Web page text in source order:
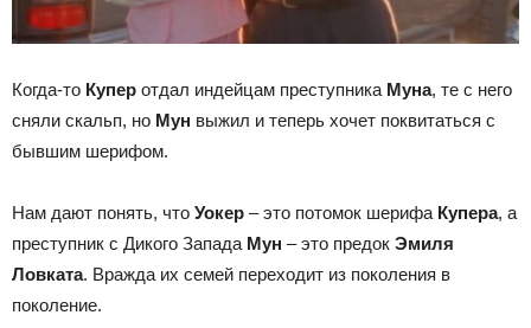
Когда-то Купер отдал индейцам преступника Муна, те с него
сняли скальп, но Мун выжил и теперь хочет поквитаться с
бывшим шерифом.
Нам дают понять, что Уокер – это потомок шерифа Купера, а
преступник с Дикого Запада Мун – это предок Эмиля
Ловката. Вражда их семей переходит из поколения в
поколение.